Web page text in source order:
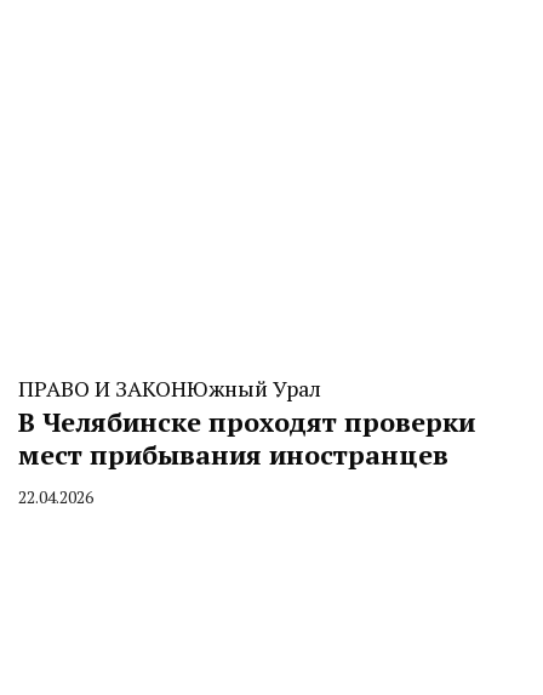
ПРАВО И ЗАКОНЮжный Урал
В Челябинске проходят проверки
мест прибывания иностранцев
By
22.04.2026